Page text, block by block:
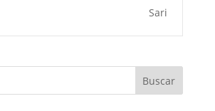
Sari
Buscar